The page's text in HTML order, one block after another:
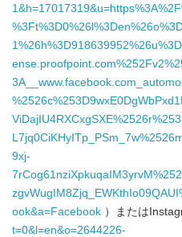
9xj-
ook&a=Facebook ）または
t=0&l=en&o=2644226-